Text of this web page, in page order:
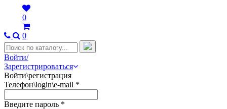
0
0
Войти/
Зарегистрироваться
Войти\регистрация
Телефон\login\e-mail *
Введите пароль *